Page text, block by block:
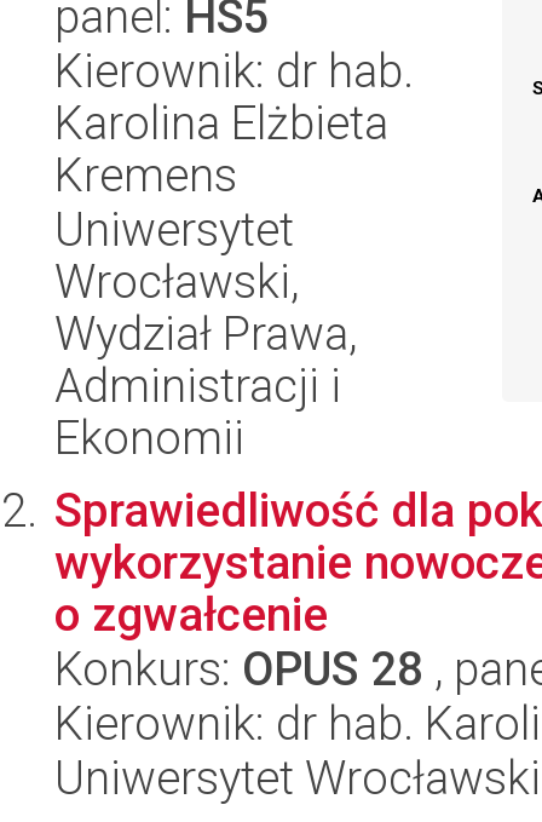
panel: HS5
Kierownik: dr hab.
Karolina Elżbieta
Kremens
Uniwersytet
Wrocławski,
Wydział Prawa,
Administracji i
Ekonomii
Sprawiedliwość dla
wykorzystanie
o zgwałcenie
Konkurs: OPUS 28 ,
Kierownik: dr hab.
Uniwersytet Wrocławski